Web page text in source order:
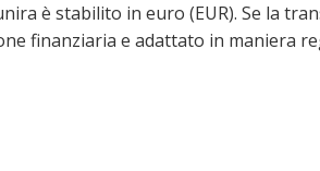
è stabilito in euro (EUR). Se la
finanziaria e adattato in maniera